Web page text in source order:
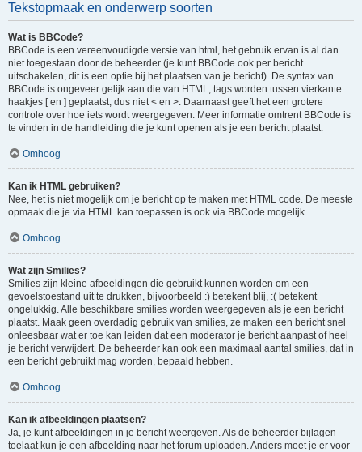
Tekstopmaak en onderwerp soorten
Wat is BBCode?
BBCode is een vereenvoudigde versie van html, het gebruik ervan is al dan
niet toegestaan door de beheerder (je kunt BBCode ook per bericht
uitschakelen, dit is een optie bij het plaatsen van je bericht). De syntax van
BBCode is ongeveer gelijk aan die van HTML, tags worden tussen vierkante
haakjes [ en ] geplaatst, dus niet < en >. Daarnaast geeft het een grotere
controle over hoe iets wordt weergegeven. Meer informatie omtrent BBCode is
te vinden in de handleiding die je kunt openen als je een bericht plaatst.
Omhoog
Kan ik HTML gebruiken?
Nee, het is niet mogelijk om je bericht op te maken met HTML code. De meeste
opmaak die je via HTML kan toepassen is ook via BBCode mogelijk.
Omhoog
Wat zijn Smilies?
Smilies zijn kleine afbeeldingen die gebruikt kunnen worden om een
gevoelstoestand uit te drukken, bijvoorbeeld :) betekent blij, :( betekent
ongelukkig. Alle beschikbare smilies worden weergegeven als je een bericht
plaatst. Maak geen overdadig gebruik van smilies, ze maken een bericht snel
onleesbaar wat er toe kan leiden dat een moderator je bericht aanpast of heel
je bericht verwijdert. De beheerder kan ook een maximaal aantal smilies, dat in
een bericht gebruikt mag worden, bepaald hebben.
Omhoog
Kan ik afbeeldingen plaatsen?
Ja, je kunt afbeeldingen in je bericht weergeven. Als de beheerder bijlagen
toelaat kun je een afbeelding naar het forum uploaden. Anders moet je er voor